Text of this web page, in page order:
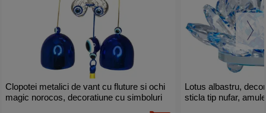
Clopotei metalici de vant cu fluture si ochi
magic norocos, decoratiune cu simboluri
Lotus albastru,
sticla tip nufar,